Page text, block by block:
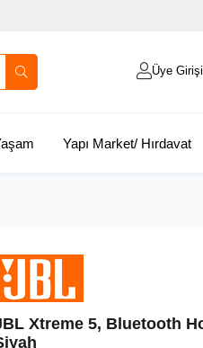
Üye Girişi
Yapı Market/ Hırdavat
Xtreme 5, Bluetooth